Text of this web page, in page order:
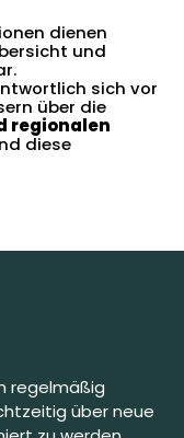
dienen
und
sich vor
über die
regionalen
diese
regelmäßig
über neue